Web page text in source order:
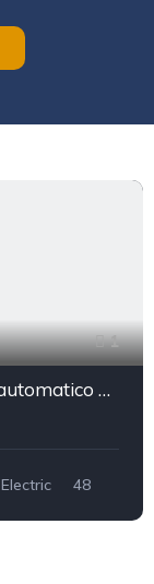
1
VOLVO XC60 B4 D automatico Core
48